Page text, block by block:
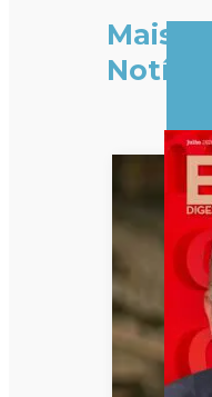
Mais
Notícias